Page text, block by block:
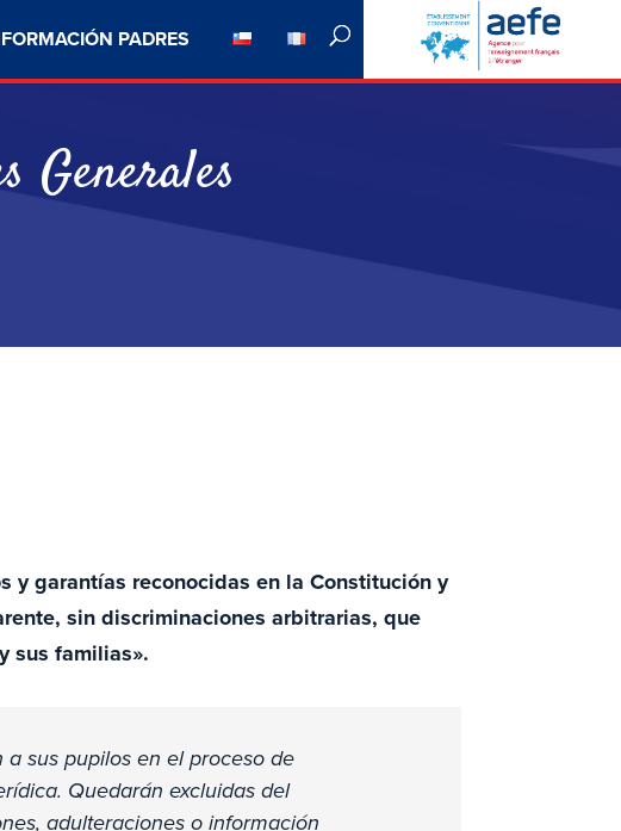
PADRES
Generales
y garantías reconocidas en la Constitución y
sin discriminaciones arbitrarias, que
sus familias».
sus pupilos en el proceso de
Quedarán excluidas del
adulteraciones o información